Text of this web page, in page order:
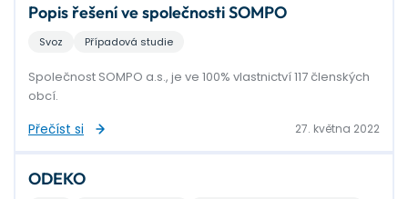
Popis řešení ve společnosti SOMPO
Svoz Případová studie
Společnost SOMPO a.s., je ve 100% vlastnictví 117 členských
obcí.
Přečíst si 27. května 2022
ODEKO